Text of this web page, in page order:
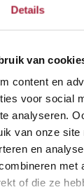
Details
van
content en
voor social
analyseren.
van onze site
en
met
of die ze